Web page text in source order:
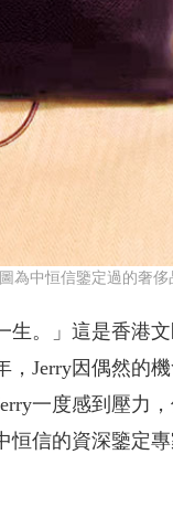
為中恒信鑒定過的奢
生。」這是香港
Jerry因偶然的
一度感到壓力
信的資深鑒定